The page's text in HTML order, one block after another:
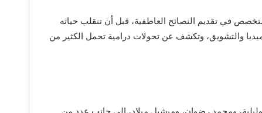
في تقديم النصائح العاطفية، قبل أن تنقلب حياته
والتشويق، وتكشف عن تحولات درامية تحمل الكثير من
ومحمد رضوان، وميشيل ميلاد، إلى جانب عدد من